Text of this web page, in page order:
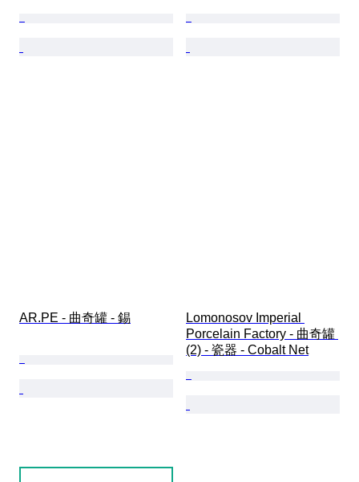
AR.PE - 曲奇罐 - 錫
Lomonosov Imperial
Porcelain Factory - 曲奇罐
(2) - 瓷器 - Cobalt Net